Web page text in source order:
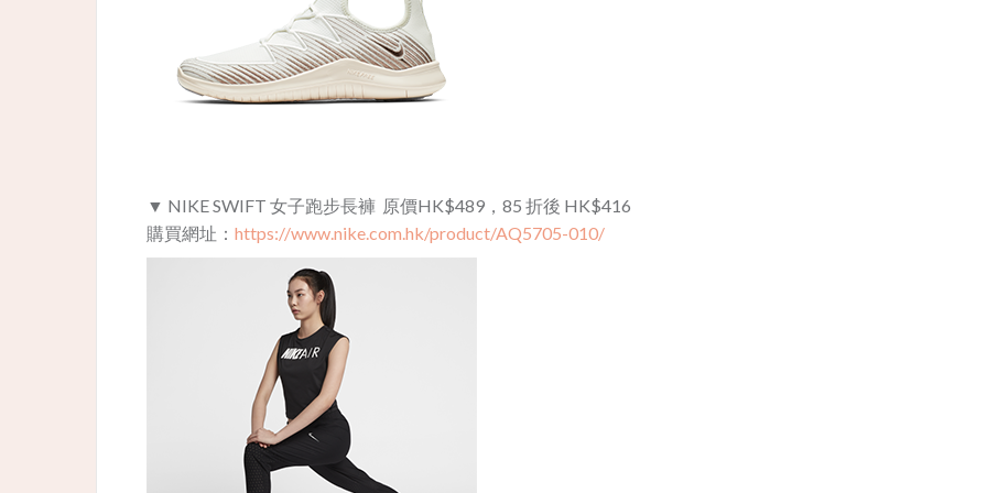
▼ NIKE SWIFT 女子跑步長褲 原價HK$489，85 折後 HK$416
購買網址： https://www.nike.com.hk/product/AQ5705-010/